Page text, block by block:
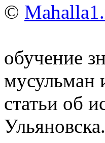
©
обучение
мусульман
статьи об
Ульяновска.